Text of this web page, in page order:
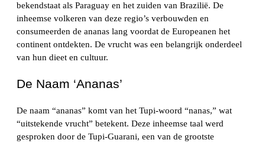
bekendstaat als Paraguay en het zuiden van Brazilië. De
inheemse volkeren van deze regio’s verbouwden en
consumeerden de ananas lang voordat de Europeanen het
continent ontdekten. De vrucht was een belangrijk onderdeel
van hun dieet en cultuur.
De Naam ‘Ananas’
De naam “ananas” komt van het Tupi-woord “nanas,” wat
“uitstekende vrucht” betekent. Deze inheemse taal werd
gesproken door de Tupi-Guarani, een van de grootste